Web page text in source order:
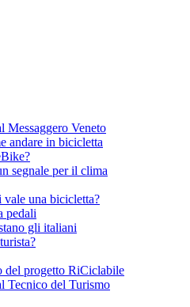
Messaggero Veneto
andare in bicicletta
segnale per il clima
vale una bicicletta?
pedali
gli italiani
del progetto RiCiclabile
Tecnico del Turismo